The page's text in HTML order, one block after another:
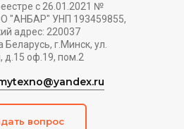
с 26.01.2021 №
"АНБАР" УНП 193459855,
адрес: 220037
Беларусь, г.Минск, ул.
д.15 оф.19, пом.2
вопрос